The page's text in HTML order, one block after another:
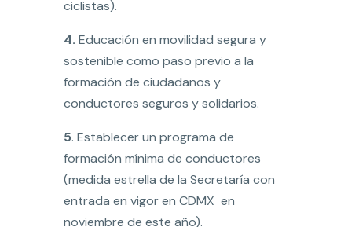
ciclistas).
4. Educación en movilidad segura y
sostenible como paso previo a la
formación de ciudadanos y
conductores seguros y solidarios.
5. Establecer un programa de
formación mínima de conductores
(medida estrella de la Secretaría con
entrada en vigor en CDMX en
noviembre de este año).